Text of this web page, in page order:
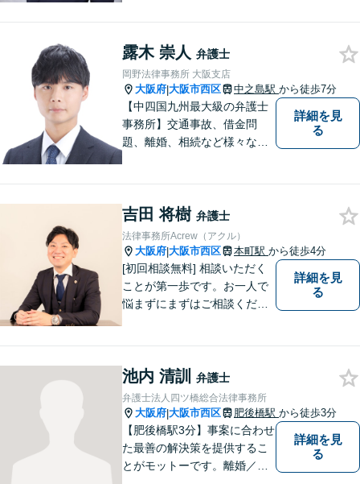
ュニケーション」を大切に
し、喜んで頂けるサービスを
提供いたします【法テラス利
用可】
露木 崇人 弁護士
岡野法律事務所 大阪支店
大阪府|大阪市西区 中之島駅 から徒歩7分
【中四国九州最大級の弁護士
事務所】交通事故、借金問
題、離婚、相続など様々な問
い！
詳細を見
る
吉田 将樹 弁護士
法律事務所Acrew（アクル）
大阪府|大阪市西区 本町駅 から徒歩4分
[初回相談無料] 相談いただく
ことが第一歩です。お一人で
悩まずにまずはご相談くださ
詳細を見
る
池内 清訓 弁護士
弁護士法人四ツ橋総合法律事務所
大阪府|大阪市西区 肥後橋駅 から徒歩3分
【肥後橋駅3分】事案に合わせ
た最善の解決策を提供するこ
とがモットーです。離婚／交
詳細を見
る